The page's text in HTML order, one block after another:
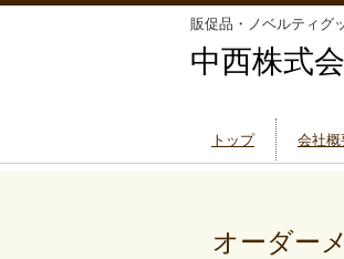
販促品・ノベルティグ
中西株式
トップ 会社概
オーダー